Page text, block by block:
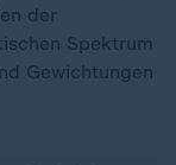
der
Spektrum
Gewichtungen